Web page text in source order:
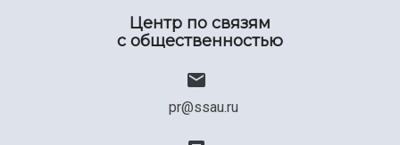
Центр по связям
с общественностью
pr@ssau.ru